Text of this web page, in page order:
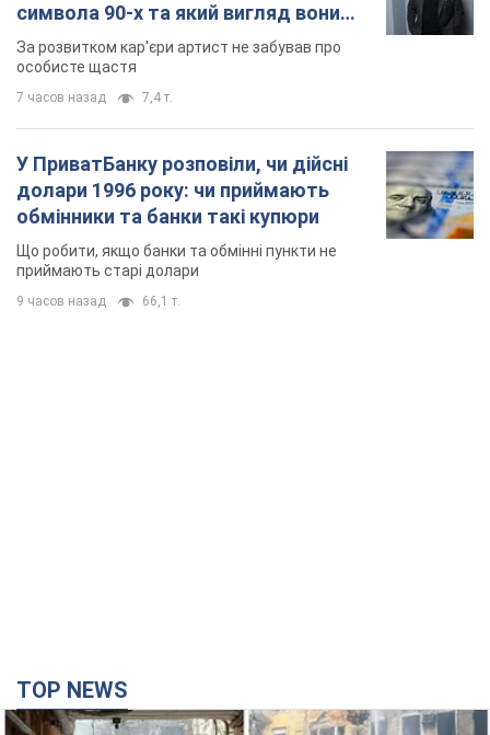
символа 90-х та який вигляд вони
мають
За розвитком кар'єри артист не забував про
особисте щастя
7 часов назад 7,4 т.
У ПриватБанку розповіли, чи дійсні
долари 1996 року: чи приймають
обмінники та банки такі купюри
Що робити, якщо банки та обмінні пункти не
приймають старі долари
9 часов назад 66,1 т.
TOP NEWS